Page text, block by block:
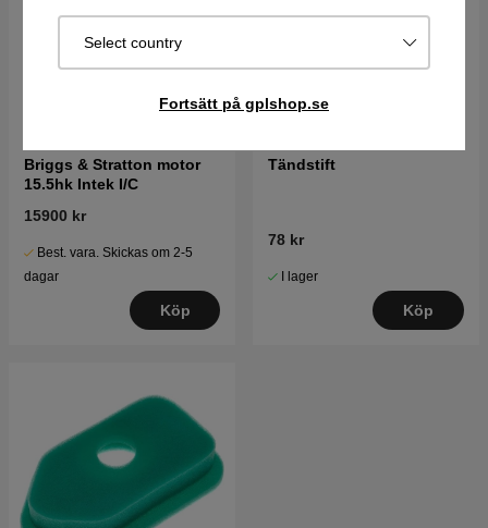
Select country
Fortsätt på gplshop.se
Briggs & Stratton motor
15.5hk Intek I/C
15900 kr
Best. vara. Skickas om 2-5
dagar
Köp
Tändstift
78 kr
I lager
Köp